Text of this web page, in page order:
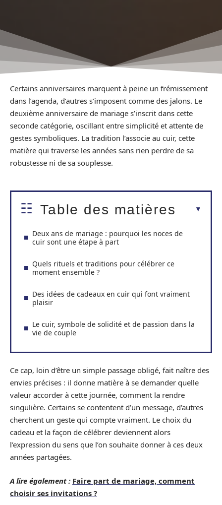
Certains anniversaires marquent à peine un frémissement
dans l’agenda, d’autres s’imposent comme des jalons. Le
deuxième anniversaire de mariage s’inscrit dans cette
seconde catégorie, oscillant entre simplicité et attente de
gestes symboliques. La tradition l’associe au cuir, cette
matière qui traverse les années sans rien perdre de sa
robustesse ni de sa souplesse.
Table des matières
Deux ans de mariage : pourquoi les noces de
cuir sont une étape à part
Quels rituels et traditions pour célébrer ce
moment ensemble ?
Des idées de cadeaux en cuir qui font vraiment
plaisir
Le cuir, symbole de solidité et de passion dans la
vie de couple
Ce cap, loin d’être un simple passage obligé, fait naître des
envies précises : il donne matière à se demander quelle
valeur accorder à cette journée, comment la rendre
singulière. Certains se contentent d’un message, d’autres
cherchent un geste qui compte vraiment. Le choix du
cadeau et la façon de célébrer deviennent alors
l’expression du sens que l’on souhaite donner à ces deux
années partagées.
A lire également : Faire part de mariage, comment
choisir ses invitations ?